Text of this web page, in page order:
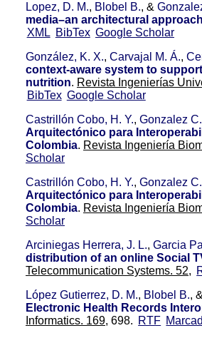
Lopez, D. M., Blobel B., &
media–an architectural approach
XML BibTex Google Scholar
González, K. X., Carvajal M. Á.,
context-aware system to
nutrition. Revista Ingenierías
BibTex Google Scholar
Castrillón Cobo, H. Y., Gonzalez C.
Arquitectónico para
Colombia. Revista Ingeniería
Scholar
Castrillón Cobo, H. Y., Gonzalez C.
Arquitectónico para
Colombia. Revista Ingeniería
Scholar
Arciniegas Herrera, J. L., Garcia
distribution of an online Social
Telecommunication Systems. 52,
López Gutierrez, D. M., Blobel B., &
Electronic Health Records
Informatics. 169, 698. RTF